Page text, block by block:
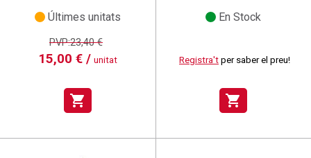
Últimes unitats
PVP:23,40 €
15,00 € / unitat
shopping_cart
En Stock
Registra't per saber el preu!
shopping_cart